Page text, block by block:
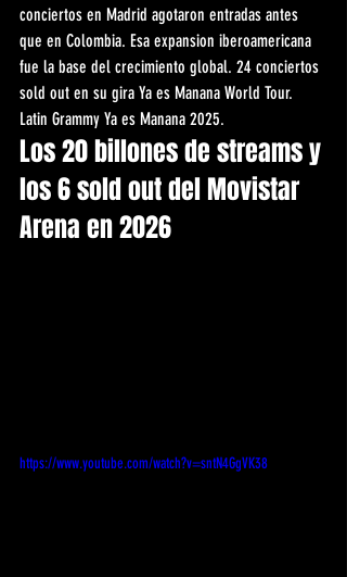
conciertos en Madrid agotaron entradas antes
que en Colombia. Esa expansion iberoamericana
fue la base del crecimiento global. 24 conciertos
sold out en su gira Ya es Manana World Tour.
Latin Grammy Ya es Manana 2025.
Los 20 billones de streams y
los 6 sold out del Movistar
Arena en 2026
https://www.youtube.com/watch?v=sntN4GgVK38